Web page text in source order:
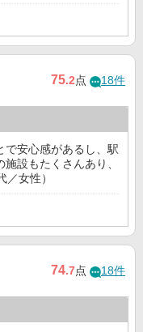
75.2点 18件
で安心感があるし、駅
設もたくさんあり、
女性）
74.7点 18件